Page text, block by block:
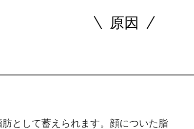
原因
として蓄えられます。顔についた脂